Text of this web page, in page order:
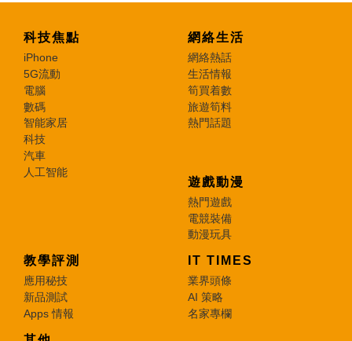
科技焦點
iPhone
5G流動
電腦
數碼
智能家居
科技
汽車
人工智能
網絡生活
網絡熱話
生活情報
筍買着數
旅遊筍料
熱門話題
遊戲動漫
熱門遊戲
電競裝備
動漫玩具
教學評測
應用秘技
新品測試
Apps 情報
IT TIMES
業界頭條
AI 策略
名家專欄